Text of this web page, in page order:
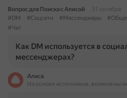
Вопрос для Поиска с Алисой
31 октября
#DM
#Соцсети #Мессенджеры
#Чат
Как DM используется в
мессенджерах?
Алиса
На основе источников, возможны